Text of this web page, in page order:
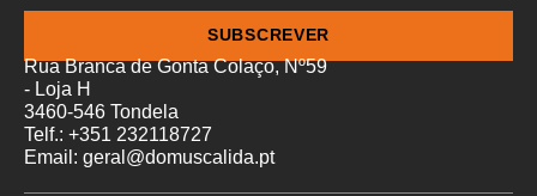
SUBSCREVER
Rua Branca de Gonta Colaço, Nº59
- Loja H
3460-546 Tondela
Telf.: +351 232118727
Email: geral@domuscalida.pt